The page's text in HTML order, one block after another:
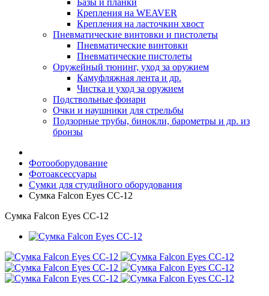
Базы и планки
Крепления на WEAVER
Крепления на ласточкин хвост
Пневматические винтовки и пистолеты
Пневматические винтовки
Пневматические пистолеты
Оружейный тюнинг, уход за оружием
Камуфляжная лента и др.
Чистка и уход за оружием
Подствольные фонари
Очки и наушники для стрельбы
Подзорные трубы, бинокли, барометры и др. из
бронзы
Фотооборудование
Фотоаксессуары
Сумки для студийного оборудования
Сумка Falcon Eyes СС-12
Сумка Falcon Eyes СС-12